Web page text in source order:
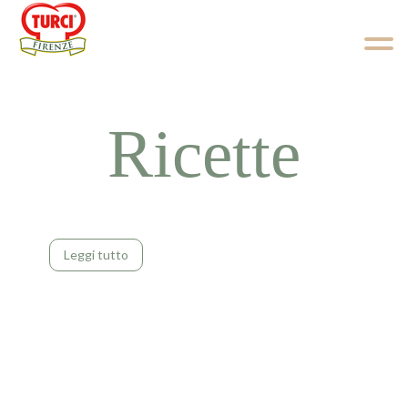
Skip to content
Ricette
Leggi tutto